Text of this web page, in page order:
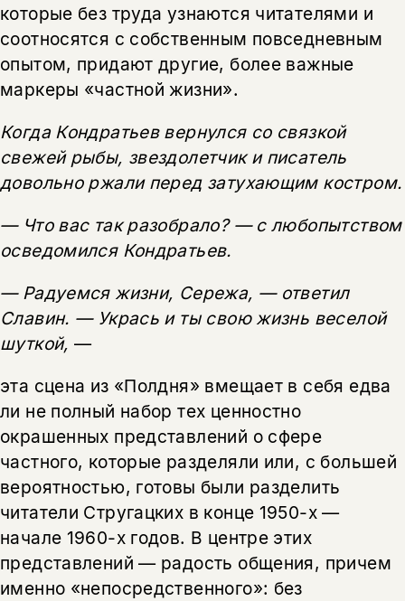
которые без труда узнаются читателями и
соотносятся с собственным повседневным
опытом, придают другие, более важные
маркеры «частной жизни».
Когда Кондратьев вернулся со связкой
свежей рыбы, звездолетчик и писатель
довольно ржали перед затухающим костром.
— Что вас так разобрало? — с любопытством
осведомился Кондратьев.
— Радуемся жизни, Сережа, — ответил
Славин. — Укрась и ты свою жизнь веселой
шуткой, —
эта сцена из «Полдня» вмещает в себя едва
ли не полный набор тех ценностно
окрашенных представлений о сфере
частного, которые разделяли или, с большей
вероятностью, готовы были разделить
читатели Стругацких в конце 1950-х —
начале 1960-х годов. В центре этих
представлений — радость общения, причем
именно «непосредственного»: без